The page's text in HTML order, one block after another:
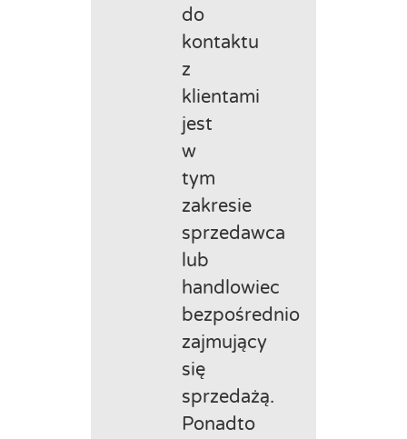
do
kontaktu
z
klientami
jest
w
tym
zakresie
sprzedawca
lub
handlowiec
bezpośrednio
zajmujący
się
sprzedażą.
Ponadto